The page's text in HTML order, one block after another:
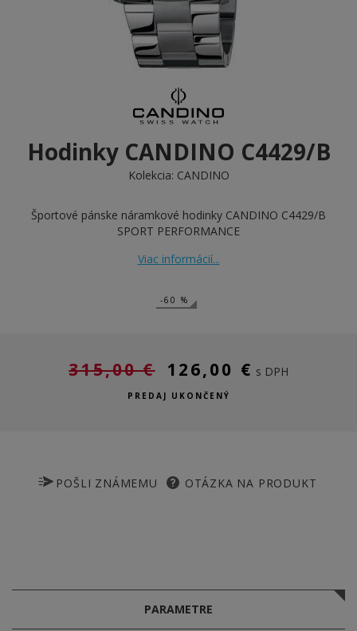
Hodinky CANDINO C4429/B
Kolekcia: CANDINO
Športové pánske náramkové hodinky CANDINO C4429/B
SPORT PERFORMANCE
Viac informácií...
-60 %
315,00 € 126,00 € s DPH
PREDAJ UKONČENÝ
POŠLI ZNÁMEMU OTÁZKA NA PRODUKT
PARAMETRE